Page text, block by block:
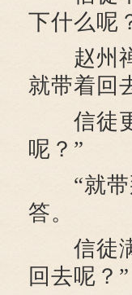
下什么呢
赵州禅
就带着回
信徒更
呢？”
“就带
答。
信徒满
回去呢？”